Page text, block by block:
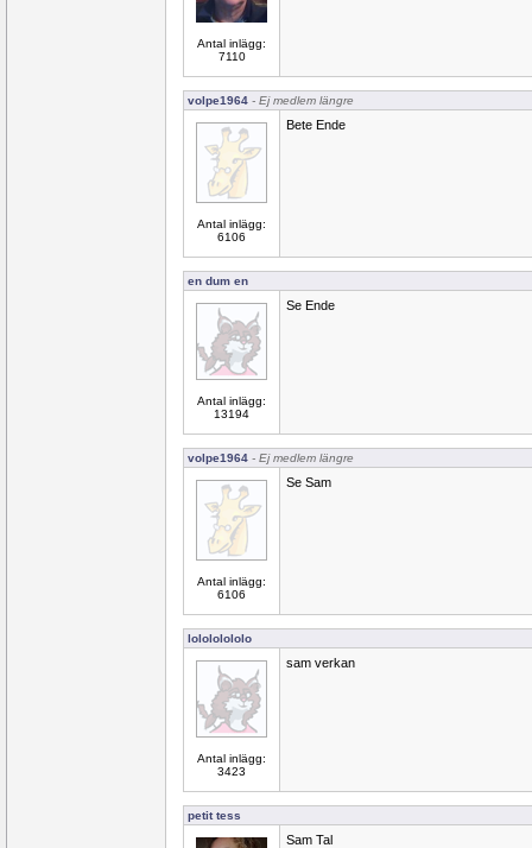
Antal inlägg:
7110
volpe1964 - Ej medlem längre
Antal inlägg:
6106
Bete Ende
en dum en
Antal inlägg:
13194
Se Ende
volpe1964 - Ej medlem längre
Antal inlägg:
6106
Se Sam
lolololololo
Antal inlägg:
3423
sam verkan
petit tess
Sam Tal